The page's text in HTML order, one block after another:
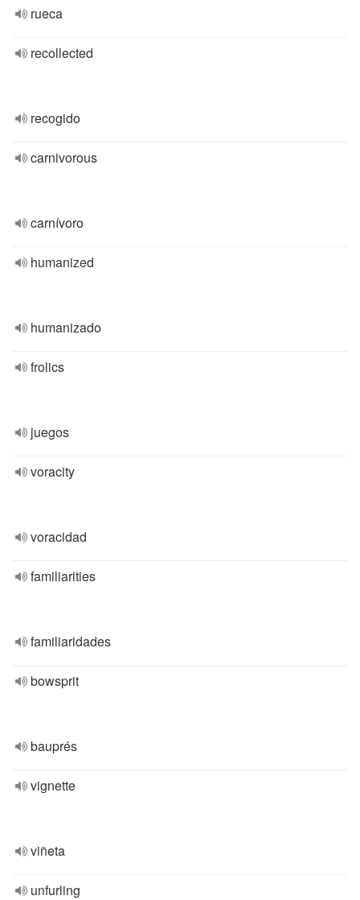
rueca
recollected
recogido
carnivorous
carnívoro
humanized
humanizado
frolics
juegos
voracity
voracidad
familiarities
familiaridades
bowsprit
bauprés
vignette
viñeta
unfurling